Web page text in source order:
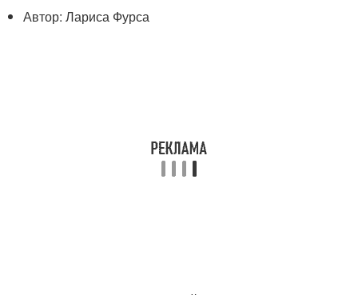
Автор: Лариса Фурса